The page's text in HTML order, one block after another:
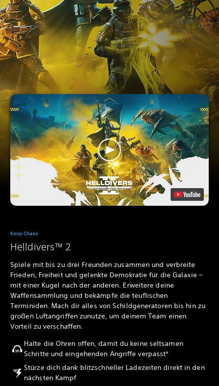
Koop-Chaos
Helldivers™ 2
Spiele mit bis zu drei Freunden zusammen und verbreite
Frieden, Freiheit und gelenkte Demokratie für die Galaxie –
mit einer Kugel nach der anderen. Erweitere deine
Waffensammlung und bekämpfe die teuflischen
Terminiden. Mach dir alles von Schildgeneratoren bis hin zu
großen Luftangriffen zunutze, um deinem Team einen
Vorteil zu verschaffen.
Halte die Ohren offen, damit du keine seltsamen
Schritte und eingehenden Angriffe verpasst*
Stürze dich dank blitzschneller Ladezeiten direkt in den
nächsten Kampf